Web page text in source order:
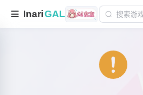
InariGAL